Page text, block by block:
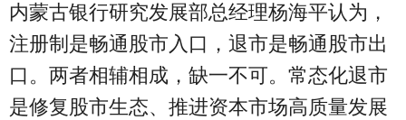
内蒙古银行研究发展部总经理杨海平认为，
注册制是畅通股市入口，退市是畅通股市出
口。两者相辅相成，缺一不可。常态化退市
是修复股市生态、推进资本市场高质量发展